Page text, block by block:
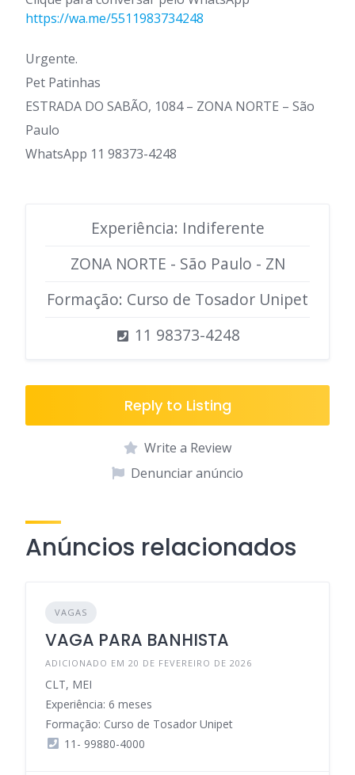
https://wa.me/5511983734248
Urgente.
Pet Patinhas
ESTRADA DO SABÃO, 1084 – ZONA NORTE – São
Paulo
WhatsApp 11 98373-4248
Experiência: Indiferente
ZONA NORTE - São Paulo - ZN
Formação: Curso de Tosador Unipet
11 98373-4248
Reply to Listing
Write a Review
Denunciar anúncio
Anúncios relacionados
VAGAS
VAGA PARA BANHISTA
ADICIONADO EM 20 DE FEVEREIRO DE 2026
CLT, MEI
Experiência: 6 meses
Formação: Curso de Tosador Unipet
11- 99880-4000